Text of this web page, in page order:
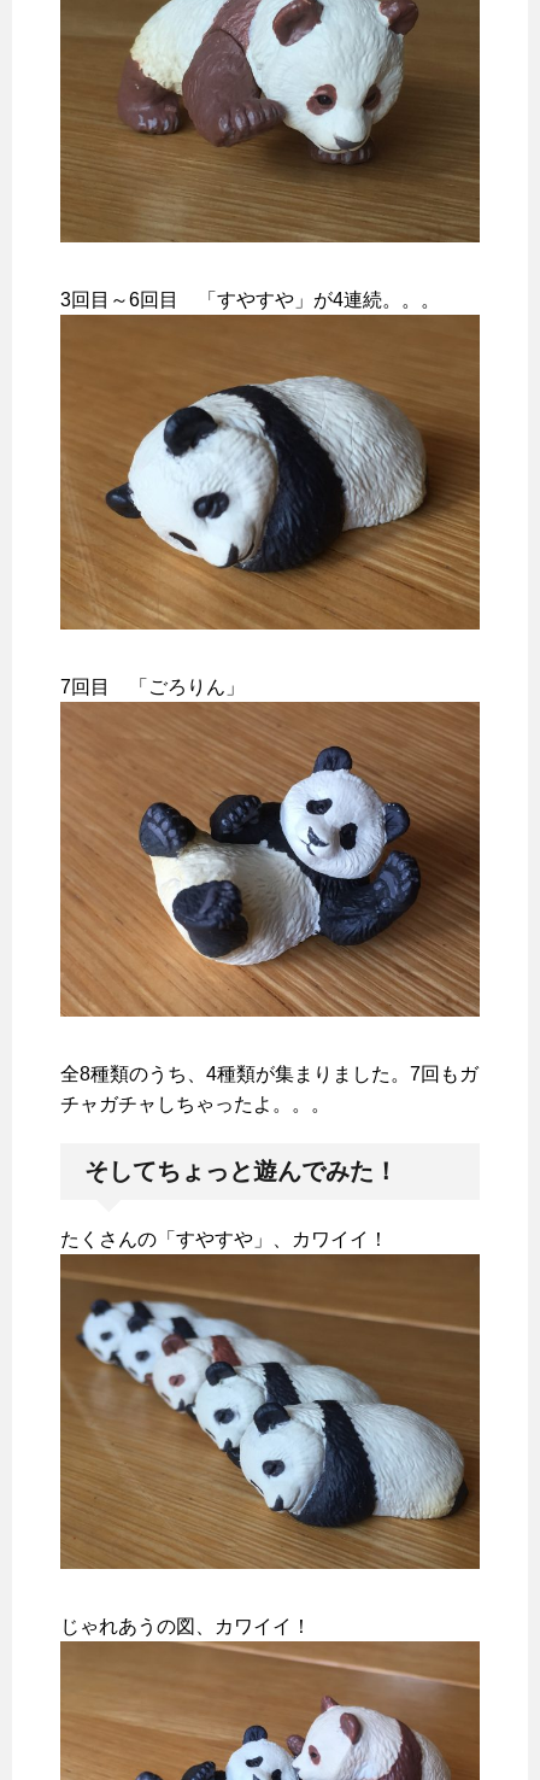
3回目～6回目 「すやすや」が4連続。。。
7回目 「ごろりん」
全8種類のうち、4種類が集まりました。7回もガ
チャガチャしちゃったよ。。。
そしてちょっと遊んでみた！
たくさんの「すやすや」、カワイイ！
じゃれあうの図、カワイイ！